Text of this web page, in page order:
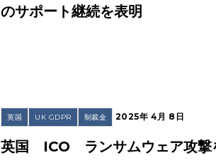
のサポート継続を表明
英国 UK GDPR 制裁金 2025年 4月 8日
英国 ICO ランサムウェア攻撃